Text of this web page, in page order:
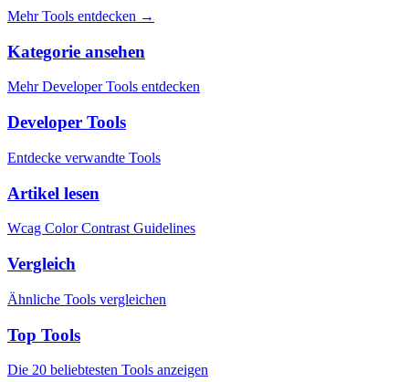
Mehr Tools entdecken →
Kategorie ansehen
Mehr Developer Tools entdecken
Developer Tools
Entdecke verwandte Tools
Artikel lesen
Wcag Color Contrast Guidelines
Vergleich
Ähnliche Tools vergleichen
Top Tools
Die 20 beliebtesten Tools anzeigen